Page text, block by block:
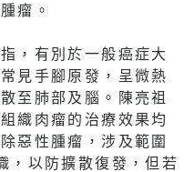
瘤。
，有別於一般癌症大
見手腳原發，呈微熱
至肺部及腦。陳亮祖
織肉瘤的治療效果均
惡性腫瘤，涉及範圍
，以防擴散復發，但若